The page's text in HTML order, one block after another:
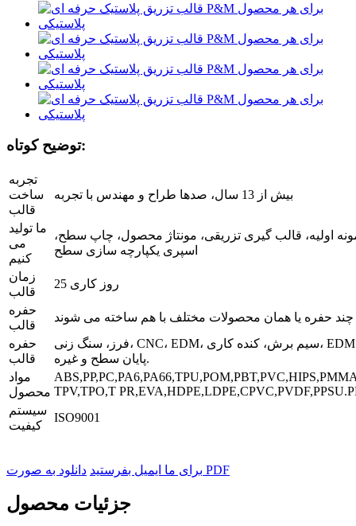
توضیح کوتاه:
تجربه
ساخت
قالب
بیش از 13 سال، صدها طراح و مهندس با تجربه
ما تولید
می
کنیم
اولیه، قالب گیری تزریقی، مونتاژ محصول، چاپ سطح،
اسپری یکپارچه سازی سطح
زمان
قالب
25 روز کاری
حفره
قالب
حفره یا همان محصولات مختلف با هم ساخته می شوند
حفره
قالب
فرز، سنگ زنی، CNC، EDM، سیم برش، کنده کاری، EDM، ماشین تراش،
پایان سطح و غیره.
مواد
محصول TPV,TPO,T
سیستم
کیفیت
ISO9001
برای ما ایمیل بفرستید دانلود به صورت PDF
جزئیات محصول